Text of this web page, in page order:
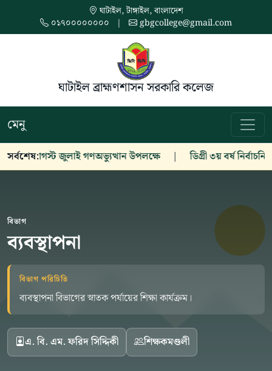
ঘাটাইল, টাঙ্গাইল, বাংলাদেশ
০১৭০০০০০০০০
| gbgcollege@gmail.com
ঘাটাইল ব্রাহ্মণশাসন সরকারি কলেজ
মেনু
সর্বশেষ:
৫ আগস্ট জুলাই গণঅভ্যুত্থান উপলক্ষে ডিগ্রী ৩য় বর্ষ নির্বাচনি
বিভাগ
ব্যবস্থাপনা
বিভাগ পরিচিতি
ব্যবস্থাপনা বিভাগের স্নাতক পর্যায়ের শিক্ষা কার্যক্রম।
এ. বি. এম. ফরিদ সিদ্দিকী শিক্ষকমণ্ডলী